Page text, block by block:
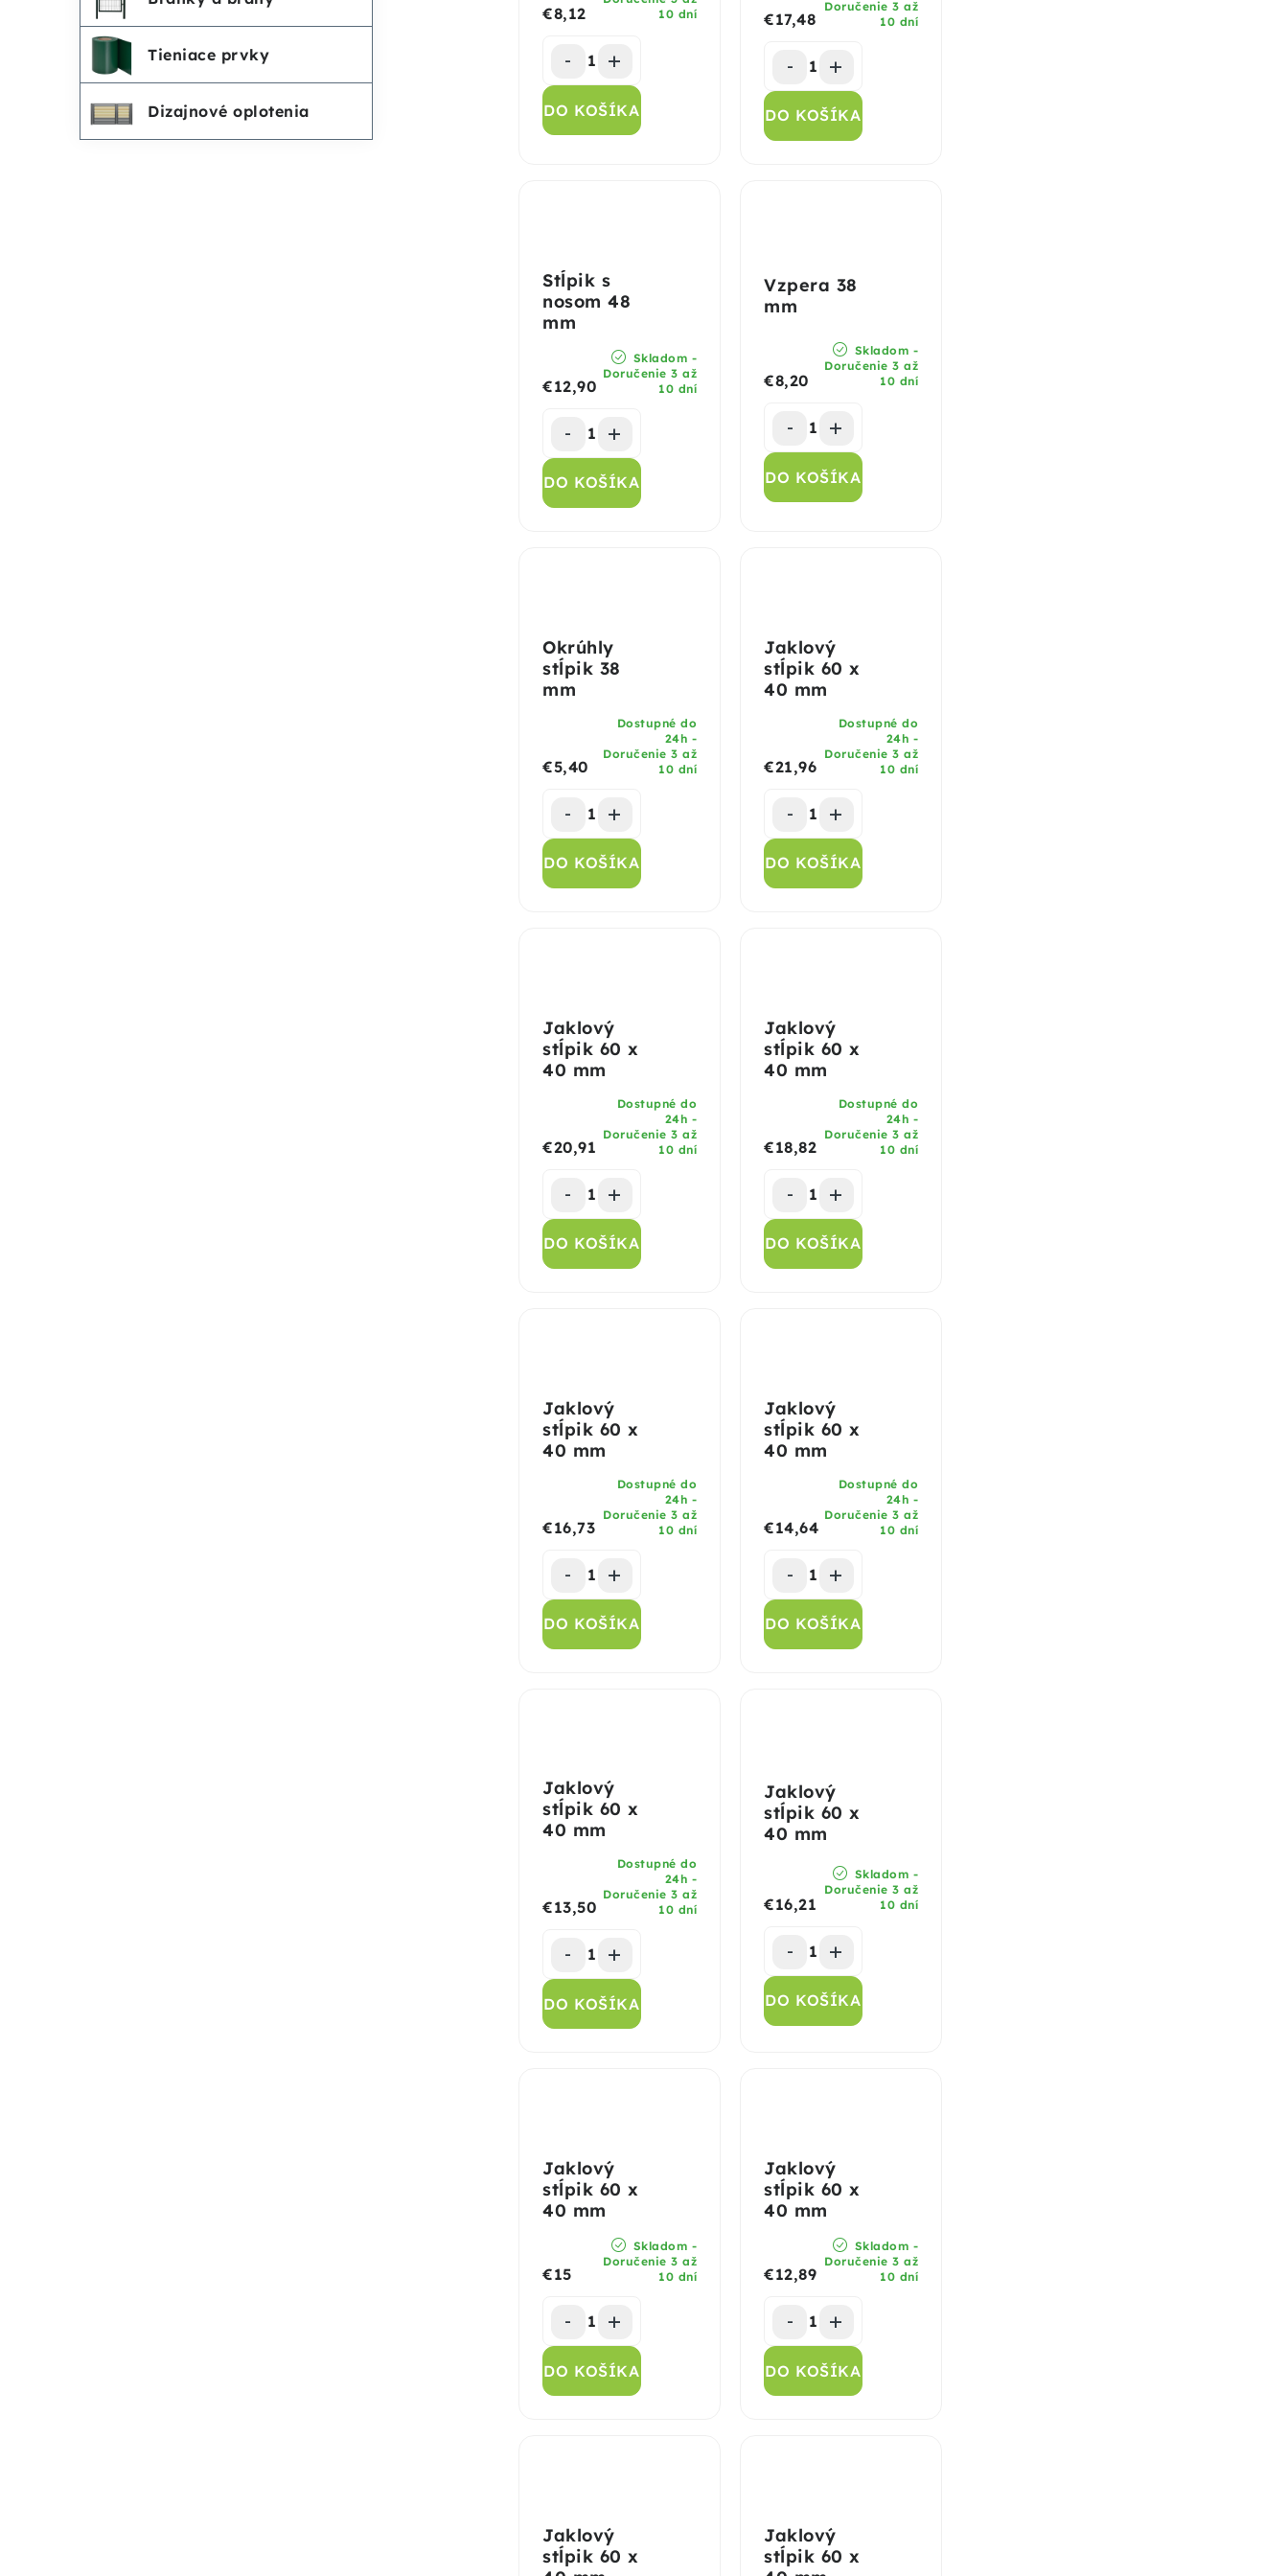
Tieniace prvky
Dizajnové oplotenia
o
v
10 dní
€8,12
DO KOŠÍKA
Doručenie 3 až
10 dní
€17,48
DO KOŠÍKA
Stĺpik s
nosom 48
mm
Skladom -
Doručenie 3 až
10 dní
€12,90
DO KOŠÍKA
Vzpera 38
mm
Skladom -
Doručenie 3 až
10 dní
€8,20
DO KOŠÍKA
Okrúhly
stĺpik 38
mm
Dostupné do
24h -
Doručenie 3 až
10 dní
€5,40
DO KOŠÍKA
Jaklový
stĺpik 60 x
40 mm
Dostupné do
24h -
Doručenie 3 až
10 dní
€21,96
DO KOŠÍKA
Jaklový
stĺpik 60 x
40 mm
Dostupné do
24h -
Doručenie 3 až
10 dní
€20,91
DO KOŠÍKA
Jaklový
stĺpik 60 x
40 mm
Dostupné do
24h -
Doručenie 3 až
10 dní
€18,82
DO KOŠÍKA
Jaklový
stĺpik 60 x
40 mm
Dostupné do
24h -
Doručenie 3 až
10 dní
€16,73
DO KOŠÍKA
Jaklový
stĺpik 60 x
40 mm
Dostupné do
24h -
Doručenie 3 až
10 dní
€14,64
DO KOŠÍKA
Jaklový
stĺpik 60 x
40 mm
Dostupné do
24h -
Doručenie 3 až
10 dní
€13,50
DO KOŠÍKA
Jaklový
stĺpik 60 x
40 mm
Skladom -
Doručenie 3 až
10 dní
€16,21
DO KOŠÍKA
Jaklový
stĺpik 60 x
40 mm
Skladom -
Doručenie 3 až
10 dní
€15
DO KOŠÍKA
Jaklový
stĺpik 60 x
40 mm
Skladom -
Doručenie 3 až
10 dní
€12,89
DO KOŠÍKA
Jaklový
stĺpik 60 x
Jaklový
stĺpik 60 x